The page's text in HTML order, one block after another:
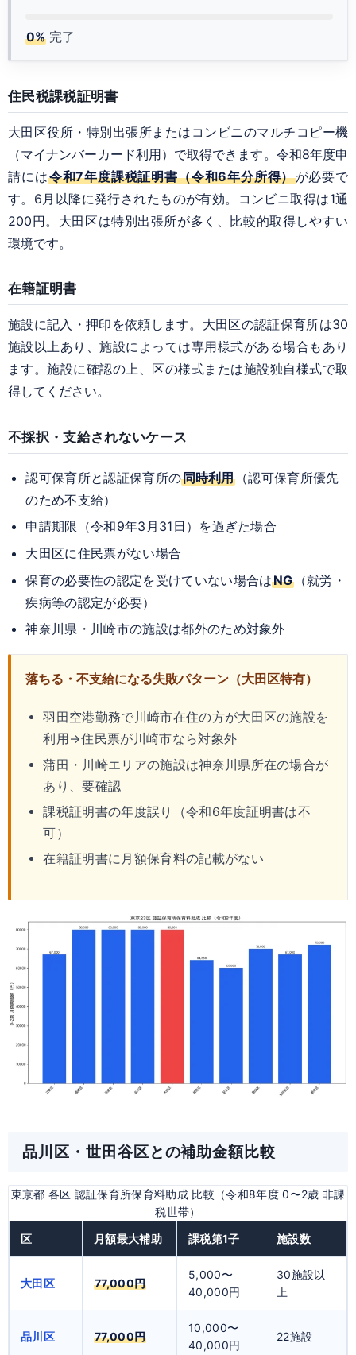
0% 完了
住民税課税証明書
大田区役所・特別出張所またはコンビニのマルチコピー機
（マイナンバーカード利用）で取得できます。令和8年度申
請には令和7年度課税証明書（令和6年分所得）が必要で
す。6月以降に発行されたものが有効。コンビニ取得は1通
200円。大田区は特別出張所が多く、比較的取得しやすい
環境です。
在籍証明書
施設に記入・押印を依頼します。大田区の認証保育所は30
施設以上あり、施設によっては専用様式がある場合もあり
ます。施設に確認の上、区の様式または施設独自様式で取
得してください。
不採択・支給されないケース
認可保育所と認証保育所の同時利用 （認可保育所優先
のため不支給）
申請期限（令和9年3月31日）を過ぎた場合
大田区に住民票がない場合
保育の必要性の認定を受けていない場合はNG（就労・
疾病等の認定が必要）
神奈川県・川崎市の施設は都外のため対象外
落ちる・不支給になる失敗パターン（大田区特有）
羽田空港勤務で川崎市在住の方が大田区の施設を
利用→住民票が川崎市なら対象外
蒲田・川崎エリアの施設は神奈川県所在の場合が
あり、要確認
課税証明書の年度誤り（令和6年度証明書は不
可）
在籍証明書に月額保育料の記載がない
品川区・世田谷区との補助金額比較
東京都 各区 認証保育所保育料助成 比較（令和8年度 0〜2歳 非課
税世帯）
区
月額最大補助 課税第1子 施設数
大田区 77,000円
5,000〜
40,000円
30施設以
上
品川区 77,000円
10,000〜
40,000円
22施設